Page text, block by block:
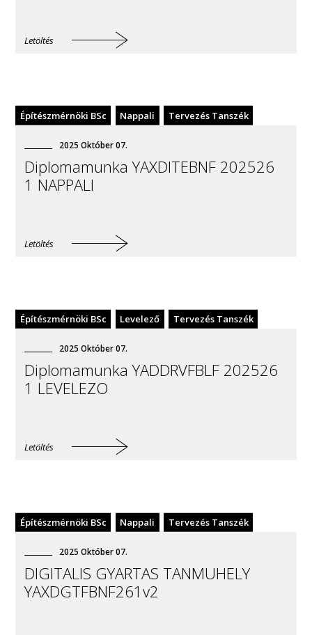
Letöltés
Építészmérnöki BSc Nappali Tervezés Tanszék
2025 Október 07.
Diplomamunka YAXDITEBNF 202526
1 NAPPALI
Letöltés
Építészmérnöki BSc Levelező Tervezés Tanszék
2025 Október 07.
Diplomamunka YADDRVFBLF 202526
1 LEVELEZO
Letöltés
Építészmérnöki BSc Nappali Tervezés Tanszék
2025 Október 07.
DIGITALIS GYARTAS TANMUHELY
YAXDGTFBNF261v2